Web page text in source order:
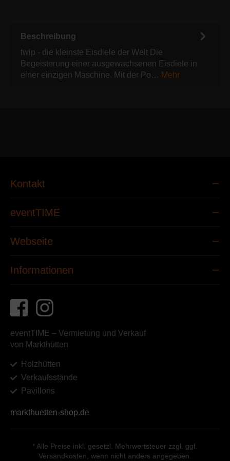
Beschreibung
fwip - die kleinste Eisdiele der Welt Die
Begeisterung einer ausgewachsenen Eisdiele in
einer einzigen Maschine. Mit der Po… Mehr
Kontakt
eventTIME
Webseite
Informationen
eventTIME – Vermietung und Verkauf
von Markthütten
Holzhütten
Verkaufsstände
Pavillons
markthuetten-shop.de
* Alle Preise inkl. gesetzl. Mehrwertsteuer zzgl. ggf.
Versandkosten, wenn nicht anders angegeben.